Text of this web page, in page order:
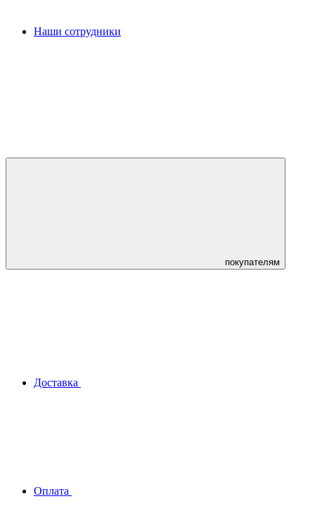
Наши сотрудники
покупателям
Доставка
Оплата